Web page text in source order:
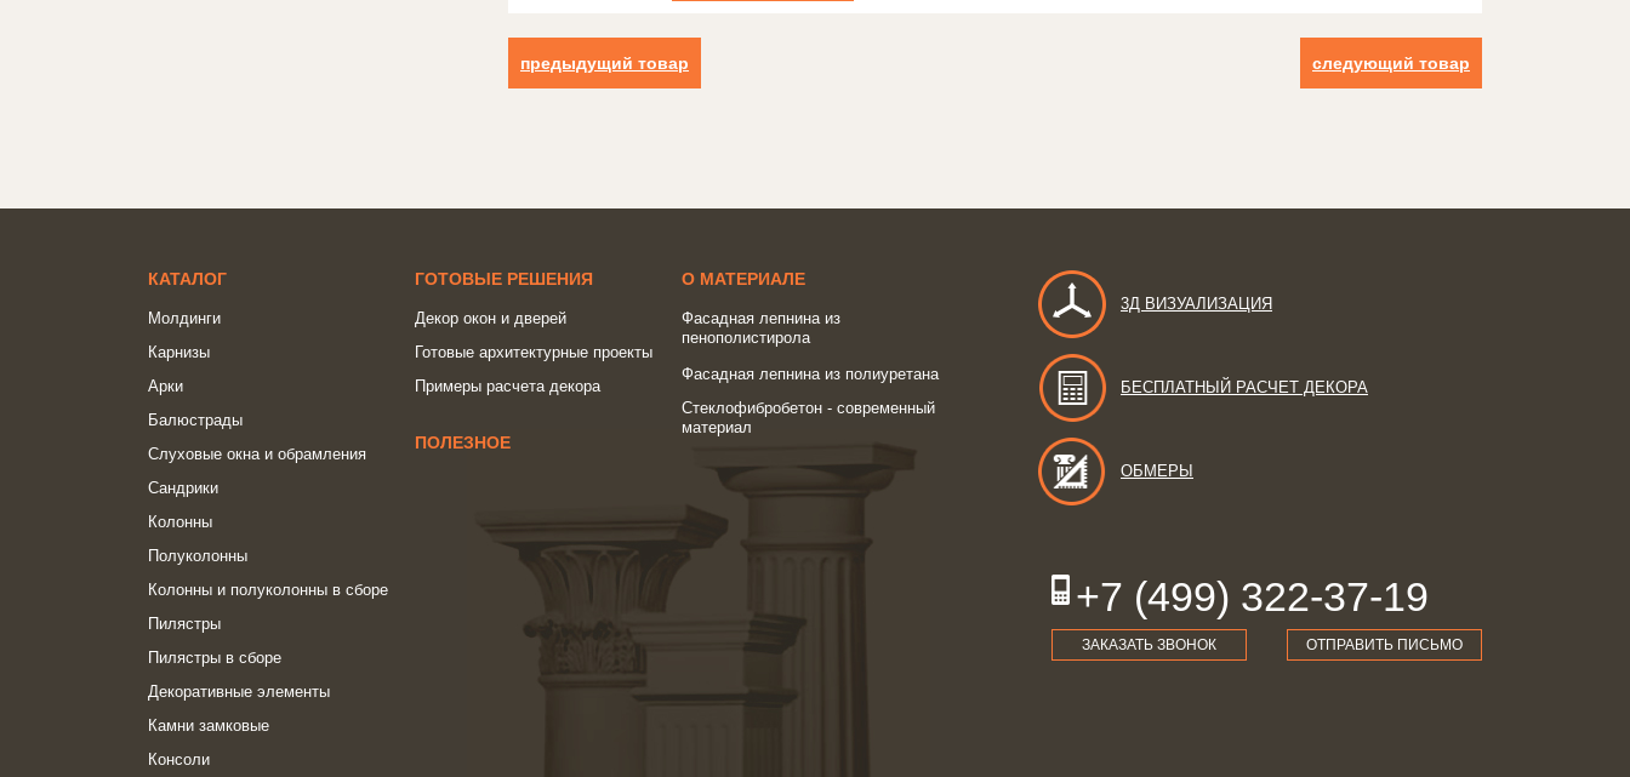
предыдущий товар следующий товар
КАТАЛОГ
Молдинги
Карнизы
Арки
Балюстрады
Слуховые окна и обрамления
Сандрики
Колонны
Полуколонны
Колонны и полуколонны в сборе
Пилястры
Пилястры в сборе
Декоративные элементы
Камни замковые
Консоли
ГОТОВЫЕ РЕШЕНИЯ
Декор окон и дверей
Готовые архитектурные проекты
Примеры расчета декора
ПОЛЕЗНОЕ
О МАТЕРИАЛЕ
Фасадная лепнина из
пенополистирола
Фасадная лепнина из полиуретана
Стеклофибробетон - современный
материал
3Д ВИЗУАЛИЗАЦИЯ
БЕСПЛАТНЫЙ РАСЧЕТ ДЕКОРА
ОБМЕРЫ
+7 (499) 322-37-19
ЗАКАЗАТЬ ЗВОНОК ОТПРАВИТЬ ПИСЬМО